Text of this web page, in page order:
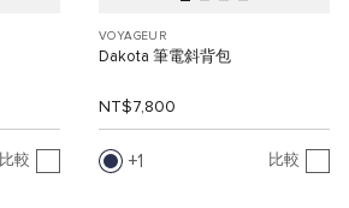
比較
VOYAGEUR
Dakota 筆電斜背包
NT$7,800
1 比較